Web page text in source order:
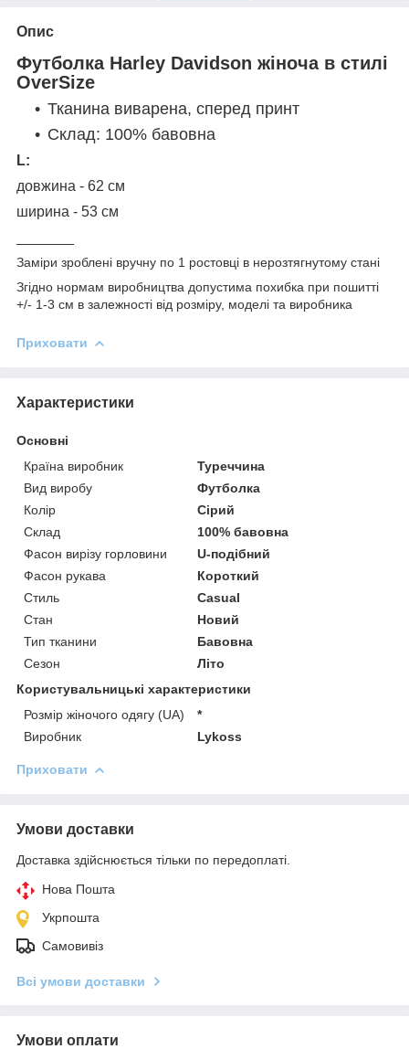
Опис
Футболка Harley Davidson жіноча в стилі
OverSize
Тканина виварена, сперед принт
Склад: 100% бавовна
L:
довжина - 62 см
ширина - 53 см
Заміри зроблені вручну по 1 ростовці в нерозтягнутому стані
Згідно нормам виробництва допустима похибка при пошитті
+/- 1-3 см в залежності від розміру, моделі та виробника
Приховати
Характеристики
Основні
Країна виробник
Туреччина
Вид виробу
Футболка
Колір
Сірий
Склад
100% бавовна
Фасон вирізу горловини
U-подібний
Фасон рукава
Короткий
Стиль
Casual
Стан
Новий
Тип тканини
Бавовна
Сезон
Літо
Користувальницькі характеристики
Розмір жіночого одягу (UA)
*
Виробник
Lykoss
Приховати
Умови доставки
Доставка здійснюється тільки по передоплаті.
Нова Пошта
Укрпошта
Самовивіз
Всі умови доставки
Умови оплати